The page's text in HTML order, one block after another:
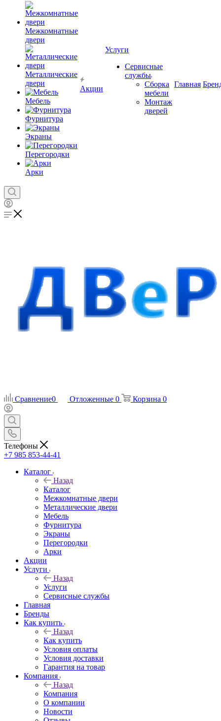
Межкомнатные
двери
Металлические
двери
Мебель
Фурнитура
Экраны
Перегородки
Арки
Акции
Услуги
Сервисные
службы
Сборка
мебели
Монтаж
дверей
Главная
Сравнение0 Отложенные 0 Корзина 0
Телефоны
+7 985 853-44-41
Каталог
Назад
Каталог
Межкомнатные двери
Металлические двери
Мебель
Фурнитура
Экраны
Перегородки
Арки
Акции
Услуги
Назад
Услуги
Сервисные службы
Главная
Бренды
Как купить
Назад
Как купить
Условия оплаты
Условия доставки
Гарантия на товар
Компания
Назад
Компания
О компании
Новости